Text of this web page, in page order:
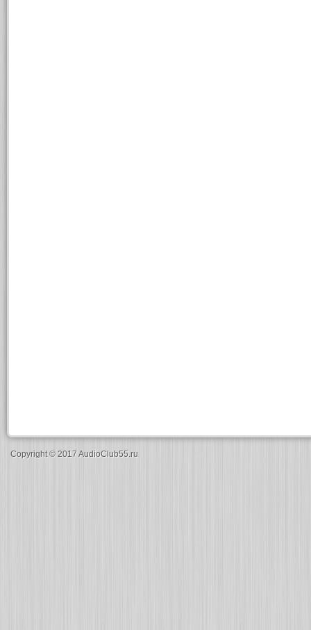
Copyright © 2017 AudioClub55.ru